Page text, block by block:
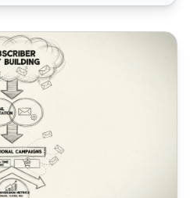
de Afiliados